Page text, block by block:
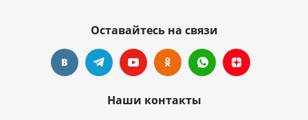
Оставайтесь на связи
Наши контакты